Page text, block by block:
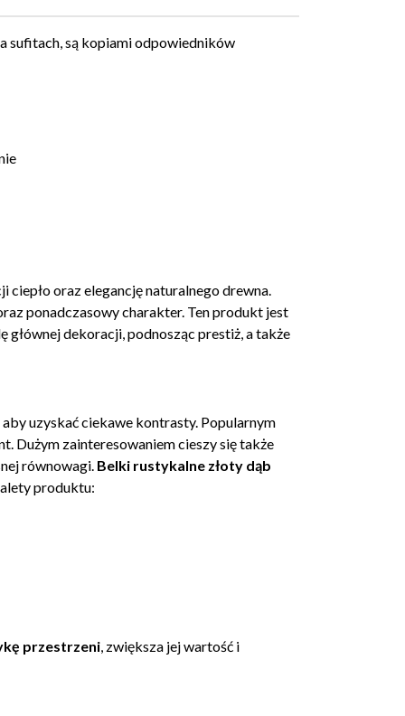
sufitach, są kopiami odpowiedników
oraz elegancję naturalnego drewna.
ponadczasowy charakter. Ten produkt jest
dekoracji, podnosząc prestiż, a także
uzyskać ciekawe kontrasty. Popularnym
Dużym zainteresowaniem cieszy się także
równowagi. Belki rustykalne złoty dąb
produktu:
przestrzeni, zwiększa jej wartość i